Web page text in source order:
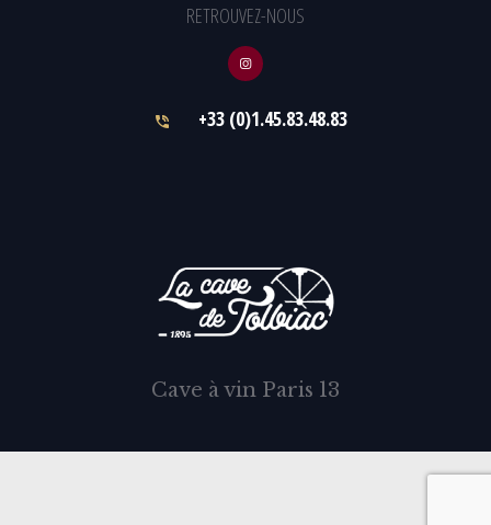
RETROUVEZ-NOUS
+33 (0)1.45.83.48.83
Cave à vin Paris 13